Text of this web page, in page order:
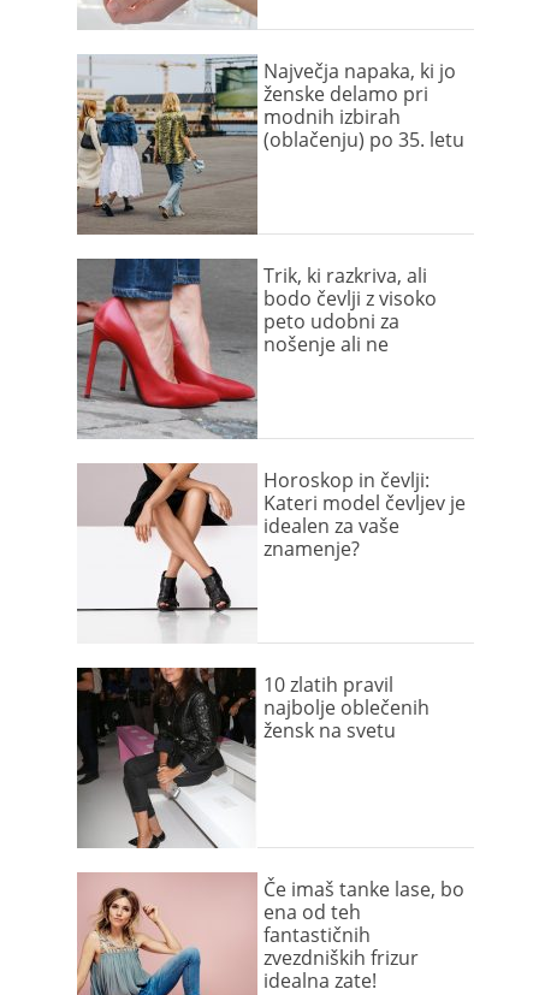
Največja napaka, ki jo
ženske delamo pri
modnih izbirah
(oblačenju) po 35. letu
Trik, ki razkriva, ali
bodo čevlji z visoko
peto udobni za
nošenje ali ne
Horoskop in čevlji:
Kateri model čevljev je
idealen za vaše
znamenje?
10 zlatih pravil
najbolje oblečenih
žensk na svetu
Če imaš tanke lase, bo
ena od teh
fantastičnih
zvezdniških frizur
idealna zate!